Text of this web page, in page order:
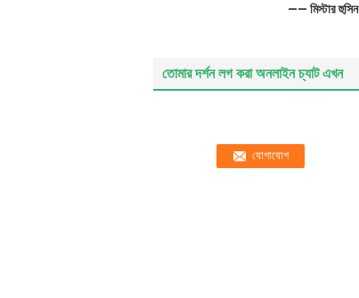
—— মিস্টার হুসিন
তোমার দর্শন লগ করা অনলাইন চ্যাট এখন